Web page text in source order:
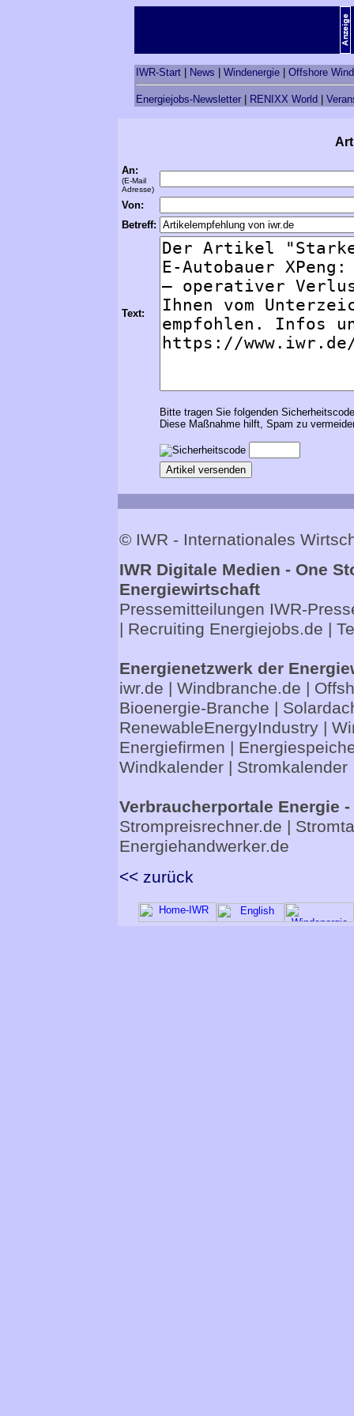
IWR-Start News Windenergie Offshore
Energiejobs-Newsletter RENIXX World
An:
(E-Mail
Adresse)
Von:
Betreff:
Text:
Bitte tragen Sie folgenden
Diese Maßnahme hilft, Spam zu
© IWR - Internationales
IWR Digitale Medien - One
Energiewirtschaft
Pressemitteilungen IWR-
| Recruiting Energiejobs.de |
Energienetzwerk der
iwr.de | Windbranche.de |
Bioenergie-Branche |
RenewableEnergyIndustry|
Energiefirmen |
Windkalender| Stromkalender
Verbraucherportale Energie
Strompreisrechner.de |
Energiehandwerker.de
<< zurück